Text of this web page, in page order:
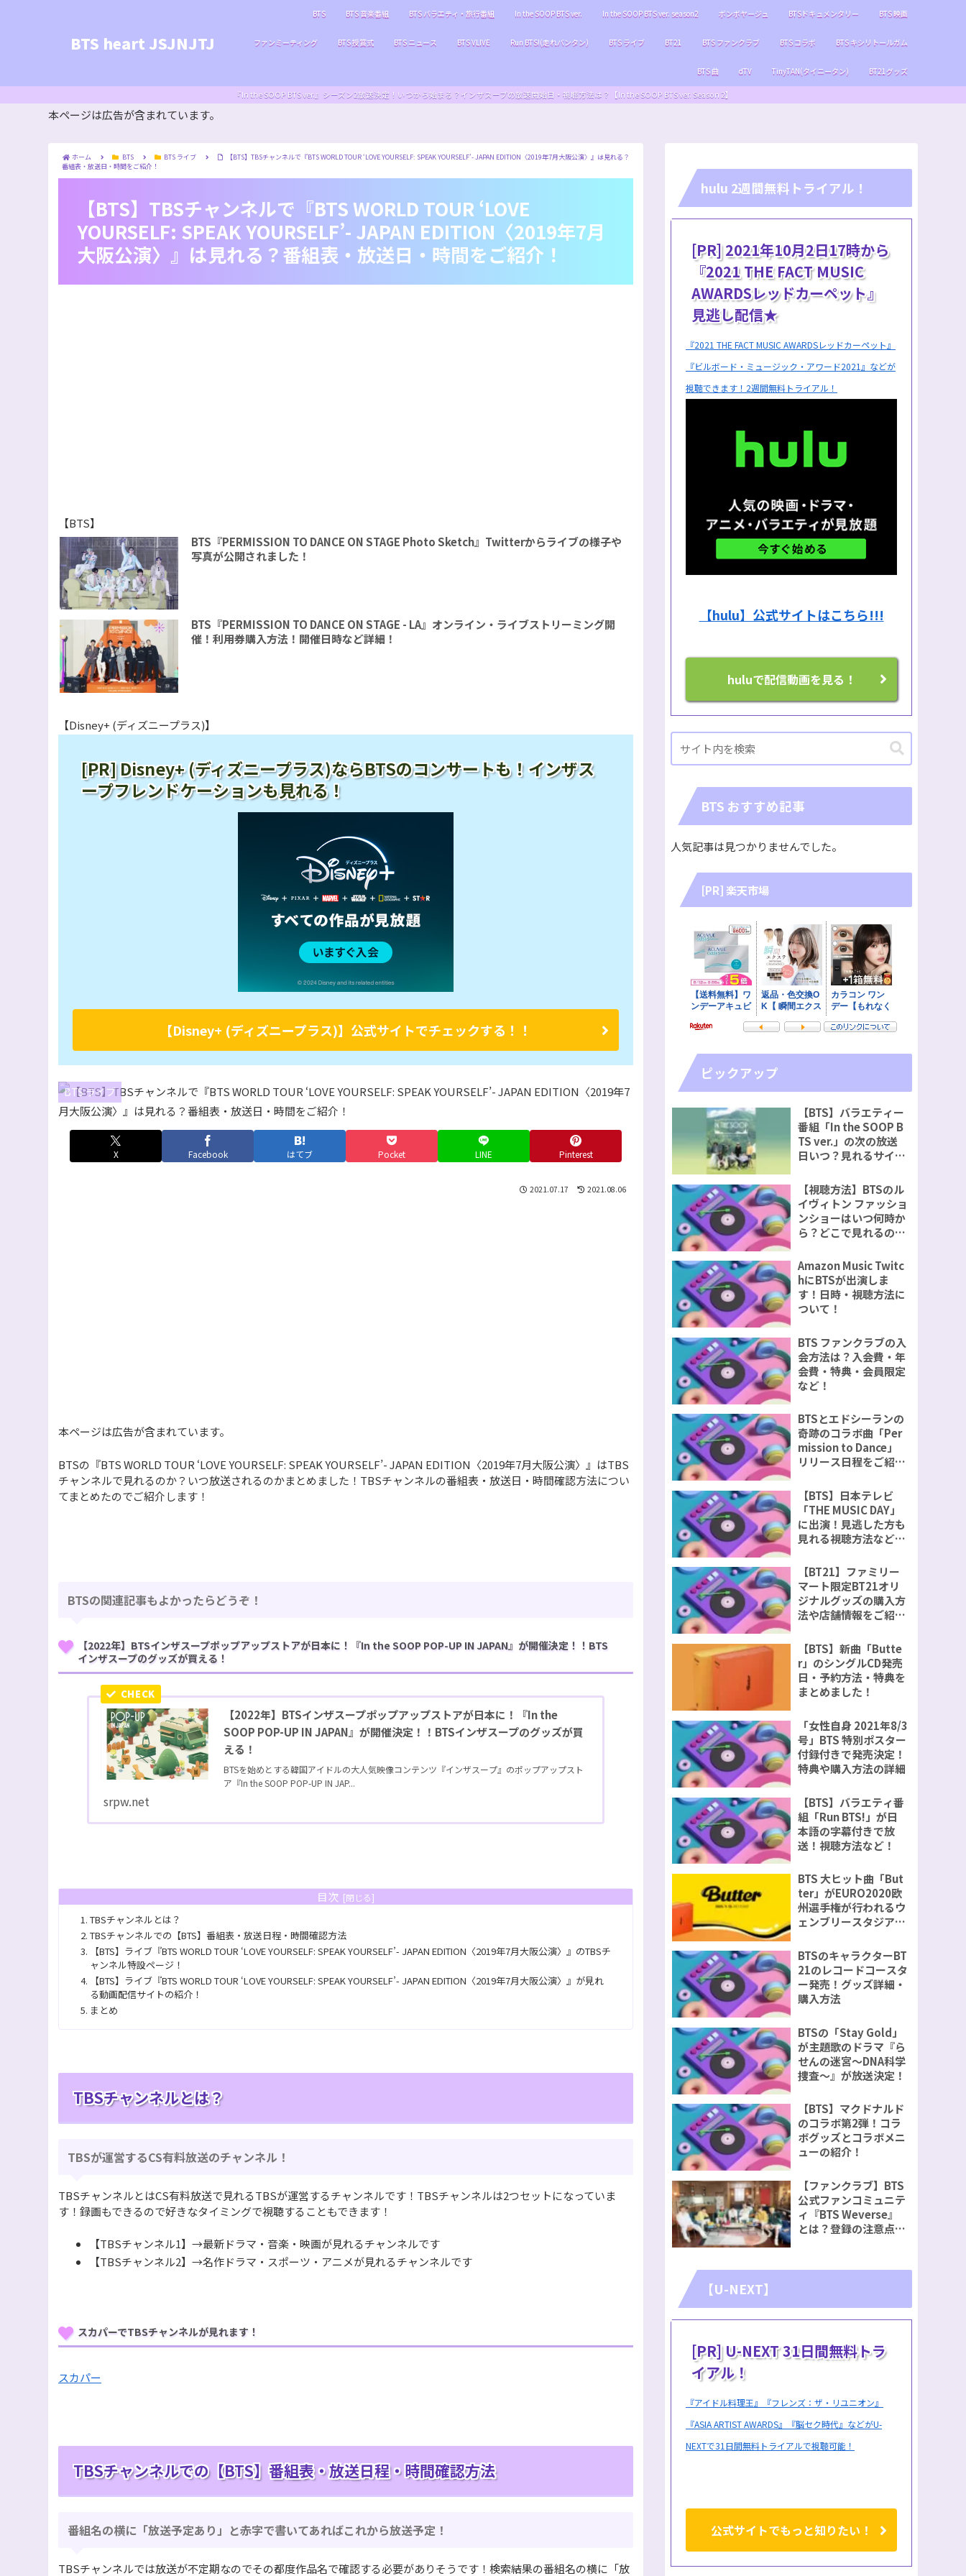
BTS heart JSJNJTJ
BTS BTS 音楽番組 BTS バラエティ・旅行番組 In the SOOP BTS ver. In the SOOP BTS ver. season2 ボンボヤージュ BTSドキュメンタリー BTS 映画
ファンミーティング BTS 授賞式 BTS ニュース BTS VLIVE Run BTS!(走れバンタン) BTS ライブ BT21 BTS ファンクラブ BTS コラボ BTS キシリトールガム
BTS 曲 dTV TinyTAN(タイニータン) BT21グッズ
『In the SOOP BTS ver.』シーズン2放送決定！いつから始まる？インザスープの放送開始日・視聴方法は？【In the SOOP BTS ver. Season 2】
本ページは広告が含まれています。
ホーム BTS BTS ライブ
【BTS】TBSチャンネルで『BTS WORLD TOUR ‘LOVE YOURSELF: SPEAK YOURSELF’- JAPAN EDITION〈2019年7月大阪公演〉』は見れる？
番組表・放送日・時間をご紹介！
【BTS】TBSチャンネルで『BTS WORLD TOUR ‘LOVE
YOURSELF: SPEAK YOURSELF’- JAPAN EDITION〈2019年7月
大阪公演〉』は見れる？番組表・放送日・時間をご紹介！
【BTS】
BTS『PERMISSION TO DANCE ON STAGE Photo Sketch』Twitterからライブの様子や
写真が公開されました！
BTS『PERMISSION TO DANCE ON STAGE - LA』オンライン・ライブストリーミング開
催！利用券購入方法！開催日時など詳細！
【Disney+ (ディズニープラス)】
[PR] Disney+ (ディズニープラス)ならBTSのコンサートも！インザス
ープフレンドケーションも見れる！
【Disney+ (ディズニープラス)】公式サイトでチェックする！！
BTS ライブ
X Facebook はてブ Pocket LINE Pinterest
2021.07.17 2021.08.06
本ページは広告が含まれています。
BTSの『BTS WORLD TOUR ‘LOVE YOURSELF: SPEAK YOURSELF’- JAPAN EDITION〈2019年7月大阪公演〉』はTBS
チャンネルで見れるのか？いつ放送されるのかまとめました！TBSチャンネルの番組表・放送日・時間確認方法につい
てまとめたのでご紹介します！
BTSの関連記事もよかったらどうぞ！
【2022年】BTSインザスープポップアップストアが日本に！『In the SOOP POP-UP IN JAPAN』が開催決定！！BTS
インザスープのグッズが買える！
【2022年】BTSインザスープポップアップストアが日本に！『In the
SOOP POP-UP IN JAPAN』が開催決定！！BTSインザスープのグッズが買
える！
BTSを始めとする韓国アイドルの大人気映像コンテンツ『インザスープ』のポップアップスト
ア『In the SOOP POP-UP IN JAP...
srpw.net
目次
TBSチャンネルとは？
TBSチャンネルでの【BTS】番組表・放送日程・時間確認方法
【BTS】ライブ『BTS WORLD TOUR ‘LOVE YOURSELF: SPEAK YOURSELF’- JAPAN EDITION〈2019年7月大阪公演〉』のTBSチ
ャンネル特設ページ！
【BTS】ライブ『BTS WORLD TOUR ‘LOVE YOURSELF: SPEAK YOURSELF’- JAPAN EDITION〈2019年7月大阪公演〉』が見れ
る動画配信サイトの紹介！
まとめ
TBSチャンネルとは？
TBSが運営するCS有料放送のチャンネル！
TBSチャンネルとはCS有料放送で見れるTBSが運営するチャンネルです！TBSチャンネルは2つセットになっていま
す！録画もできるので好きなタイミングで視聴することもできます！
【TBSチャンネル1】→最新ドラマ・音楽・映画が見れるチャンネルです
【TBSチャンネル2】→名作ドラマ・スポーツ・アニメが見れるチャンネルです
スカパーでTBSチャンネルが見れます！
スカパー
TBSチャンネルでの【BTS】番組表・放送日程・時間確認方法
番組名の横に「放送予定あり」と赤字で書いてあればこれから放送予定！
TBSチャンネルでは放送が不定期なのでその都度作品名で確認する必要がありそうです！検索結果の番組名の横に「放
hulu 2週間無料トライアル！
[PR] 2021年10月2日17時から
『2021 THE FACT MUSIC
AWARDSレッドカーペット』
見逃し配信★
『2021 THE FACT MUSIC AWARDSレッドカーペット』
『ビルボード・ミュージック・アワード2021』などが
視聴できます！2週間無料トライアル！
【hulu】公式サイトはこちら!!!
huluで配信動画を見る！
BTS おすすめ記事
人気記事は見つかりませんでした。
[PR] 楽天市場
ピックアップ
【BTS】バラエティー
番組「In the SOOP B
TS ver.」の次の放送
日いつ？見れるサイト
【視聴方法】BTSのル
イヴィトン ファッショ
ンショーはいつ何時か
ら？どこで見れるの？
Amazon Music Twitc
hにBTSが出演しま
す！日時・視聴方法に
ついて！
BTS ファンクラブの入
会方法は？入会費・年
会費・特典・会員限定
など！
BTSとエドシーランの
奇跡のコラボ曲「Per
mission to Dance」
リリース日程をご紹
【BTS】日本テレビ
「THE MUSIC DAY」
に出演！見逃した方も
見れる視聴方法などを
【BT21】ファミリー
マート限定BT21オリ
ジナルグッズの購入方
法や店舗情報をご紹
【BTS】新曲「Butte
r」のシングルCD発売
日・予約方法・特典を
まとめました！
「女性自身 2021年8/3
号」BTS 特別ポスター
付録付きで発売決定！
特典や購入方法の詳細
【BTS】バラエティ番
組「Run BTS!」が日
本語の字幕付きで放
送！視聴方法など！
BTS 大ヒット曲「But
ter」がEURO2020欧
州選手権が行われるウ
ェンブリースタジアム
BTSのキャラクターBT
21のレコードコースタ
ー発売！グッズ詳細・
購入方法
BTSの「Stay Gold」
が主題歌のドラマ『ら
せんの迷宮～DNA科学
捜査～』が放送決定！
【BTS】マクドナルド
のコラボ第2弾！コラ
ボグッズとコラボメニ
ューの紹介！
【ファンクラブ】BTS
公式ファンコミュニテ
ィ『BTS Weverse』
とは？登録の注意点を
【U-NEXT】
[PR] U-NEXT 31日間無料トラ
イアル！
『アイドル料理王』『フレンズ：ザ・リユニオン』
『ASIA ARTIST AWARDS』『脳セク時代』などがU-
NEXTで31日間無料トライアルで視聴可能！
公式サイトでもっと知りたい！